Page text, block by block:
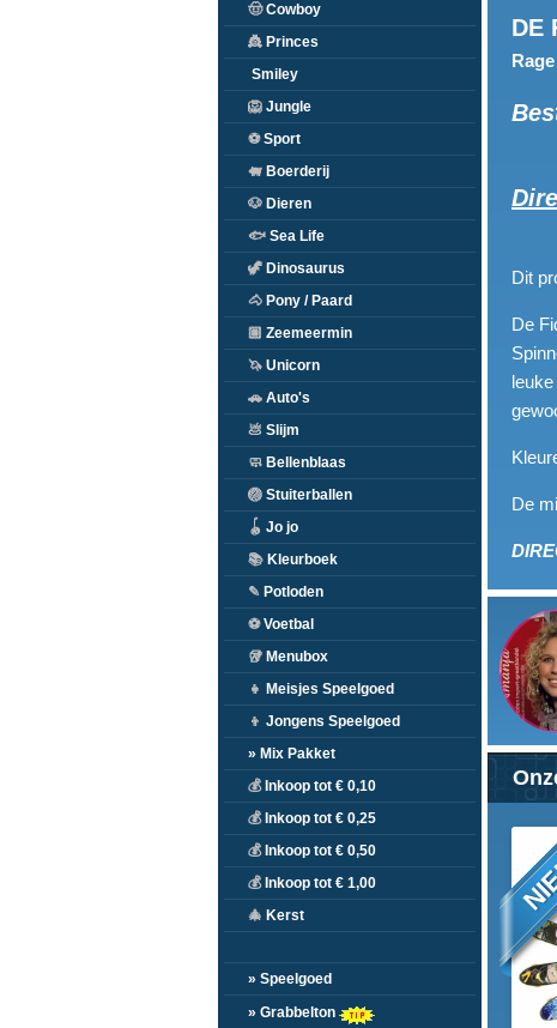
🤠Cowboy
👸 Princes
Smiley
🦁 Jungle
⚽Sport
🐖 Boerderij
🐶 Dieren
🐟 Sea Life
🦖 Dinosaurus
🐴 Pony / Paard
🏽 Zeemeermin
🦄 Unicorn
🚗 Auto's
💩 Slijm
🧼 Bellenblaas
🏐 Stuiterballen
🪀 Jo jo
📚 Kleurboek
✎ Potloden
⚽Voetbal
🥡 Menubox
👧 Meisjes Speelgoed
👦 Jongens Speelgoed
» Mix Pakket
💰Inkoop tot € 0,10
💰Inkoop tot € 0,25
💰Inkoop tot € 0,50
💰Inkoop tot € 1,00
🎄 Kerst
» Speelgoed
» Grabbelton
DE
Dit
De
De